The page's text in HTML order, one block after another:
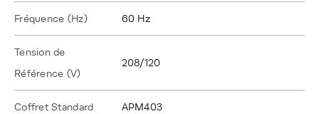
Fréquence (Hz) 60 Hz
Tension de
Référence (V)
208/120
Coffret Standard APM403